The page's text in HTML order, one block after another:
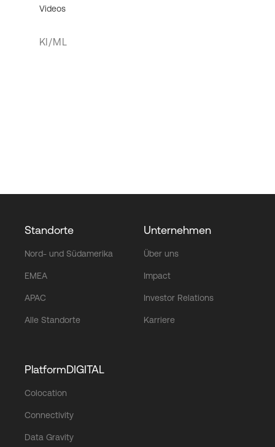
Videos
KI/ML
Standorte
Nord- und Südamerika
EMEA
APAC
Alle Standorte
Unternehmen
Über uns
Impact
Investor Relations
Karriere
PlatformDIGITAL
Colocation
Connectivity
Data Gravity